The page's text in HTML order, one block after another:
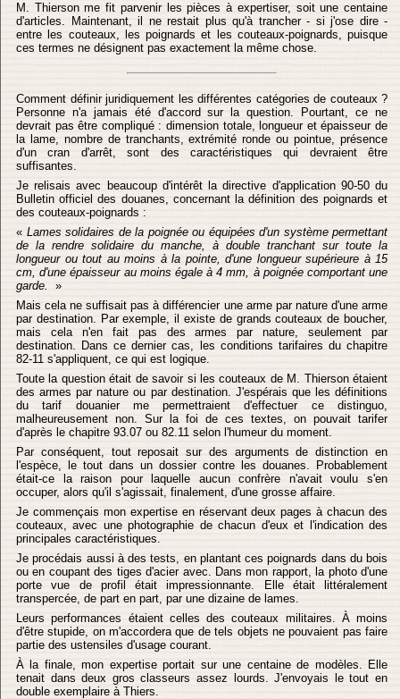
M. Thierson me fit parvenir les pièces à expertiser, soit une centaine
d'articles. Maintenant, il ne restait plus qu'à trancher - si j'ose dire -
entre les couteaux, les poignards et les couteaux-poignards, puisque
ces termes ne désignent pas exactement la même chose.
Comment définir juridiquement les différentes catégories de couteaux ?
Personne n'a jamais été d'accord sur la question. Pourtant, ce ne
devrait pas être compliqué : dimension totale, longueur et épaisseur de
la lame, nombre de tranchants, extrémité ronde ou pointue, présence
d'un cran d'arrêt, sont des caractéristiques qui devraient être
suffisantes.
Je relisais avec beaucoup d'intérêt la directive d'application 90-50 du
Bulletin officiel des douanes, concernant la définition des poignards et
des couteaux-poignards :
« Lames solidaires de la poignée ou équipées d'un système permettant
de la rendre solidaire du manche, à double tranchant sur toute la
longueur ou tout au moins à la pointe, d'une longueur supérieure à 15
cm, d'une épaisseur au moins égale à 4 mm, à poignée comportant une
garde.
»
Mais cela ne suffisait pas à différencier une arme par nature d'une arme
par destination. Par exemple, il existe de grands couteaux de boucher,
mais cela n'en fait pas des armes par nature, seulement par
destination. Dans ce dernier cas, les conditions tarifaires du chapitre
82-11 s'appliquent, ce qui est logique.
Toute la question était de savoir si les couteaux de M. Thierson étaient
des armes par nature ou par destination. J'espérais que les définitions
du tarif douanier me permettraient d'effectuer ce distinguo,
malheureusement non. Sur la foi de ces textes, on pouvait tarifer
d'après le chapitre 93.07 ou 82.11 selon l'humeur du moment.
Par conséquent, tout reposait sur des arguments de distinction en
l'espèce, le tout dans un dossier contre les douanes. Probablement
était-ce la raison pour laquelle aucun confrère n'avait voulu s'en
occuper, alors qu'il s'agissait, finalement, d'une grosse affaire.
Je commençais mon expertise en réservant deux pages à chacun des
couteaux, avec une photographie de chacun d'eux et l'indication des
principales caractéristiques.
Je procédais aussi à des tests, en plantant ces poignards dans du bois
ou en coupant des tiges d'acier avec. Dans mon rapport, la photo d'une
porte vue de profil était impressionnante. Elle était littéralement
transpercée, de part en part, par une dizaine de lames.
Leurs performances étaient celles des couteaux militaires. À moins
d'être stupide, on m'accordera que de tels objets ne pouvaient pas faire
partie des ustensiles d'usage courant.
À la finale, mon expertise portait sur une centaine de modèles. Elle
tenait dans deux gros classeurs assez lourds. J'envoyais le tout en
double exemplaire à Thiers.